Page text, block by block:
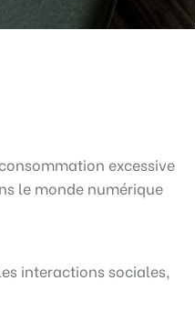
excessive
le monde numérique
interactions sociales,